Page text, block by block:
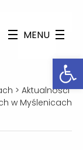
MENU
> Aktualności
w Myślenicach